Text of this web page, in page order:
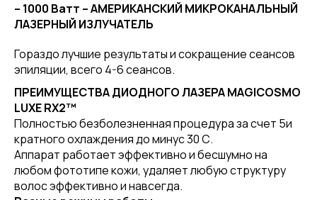
– 1000 Ватт – АМЕРИКАНСКИЙ МИКРОКАНАЛЬНЫЙ
ЛАЗЕРНЫЙ ИЗЛУЧАТЕЛЬ
Гораздо лучшие результаты и сокращение сеансов
эпиляции, всего 4-6 сеансов.
ПРЕИМУЩЕСТВА ДИОДНОГО ЛАЗЕРА MAGICOSMO
LUXERX2™
Полностью безболезненная процедура за счет 5и
кратного охлаждения до минус 30 С.
Аппарат работает эффективно и бесшумно на
любом фототипе кожи, удаляет любую структуру
волос эффективно и навсегда.